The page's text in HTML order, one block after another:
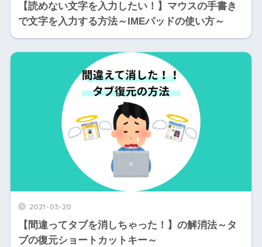
【読めない文字を入力したい！】マウスの手書き
で文字を入力する方法～IMEパッドの使い方～
2021-03-20
【間違ってタブを消しちゃった！】の解消法～タ
ブの復元ショートカットキー～